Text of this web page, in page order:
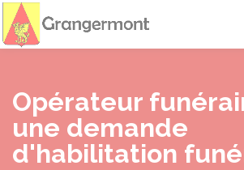
Opérateur
une demande
d'habilitation